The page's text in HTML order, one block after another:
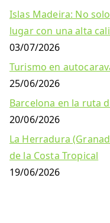
Islas Madeira: No
lugar con una alta
03/07/2026
Turismo en
25/06/2026
Barcelona en la ruta
20/06/2026
La Herradura
de la Costa Tropical
19/06/2026